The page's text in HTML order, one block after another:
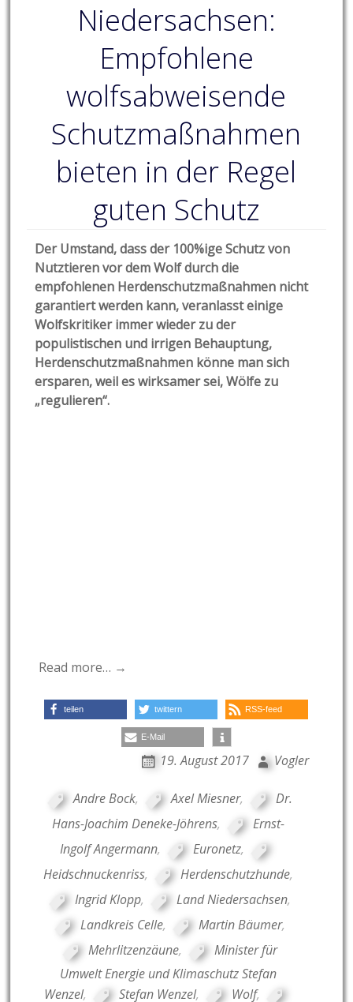
Niedersachsen:
Empfohlene
wolfsabweisende
Schutzmaßnahmen
bieten in der Regel
guten Schutz
Der Umstand, dass der 100%ige Schutz von
Nutztieren vor dem Wolf durch die
empfohlenen Herdenschutzmaßnahmen nicht
garantiert werden kann, veranlasst einige
Wolfskritiker immer wieder zu der
populistischen und irrigen Behauptung,
Herdenschutzmaßnahmen könne man sich
ersparen, weil es wirksamer sei, Wölfe zu
„regulieren“.
Read more… →
teilen twittern RSS-feed
E-Mail
19. August 2017 Vogler
Andre Bock, Axel Miesner,
Dr.
Hans-Joachim Deneke-Jöhrens,
Ernst-
Ingolf Angermann, Euronetz,
Heidschnuckenriss, Herdenschutzhunde,
Ingrid Klopp, Land Niedersachsen,
Landkreis Celle, Martin Bäumer,
Mehrlitzenzäune,
Minister für
Umwelt Energie und Klimaschutz Stefan
Wenzel, Stefan Wenzel, Wolf,